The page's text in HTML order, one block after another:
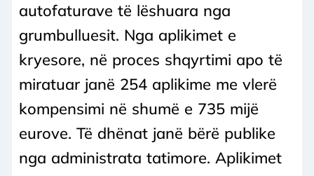
autofaturave të lëshuara nga
grumbulluesit. Nga aplikimet e
kryesore, në proces shqyrtimi apo të
miratuar janë 254 aplikime me vlerë
kompensimi në shumë e 735 mijë
eurove. Të dhënat janë bërë publike
nga administrata tatimore. Aplikimet